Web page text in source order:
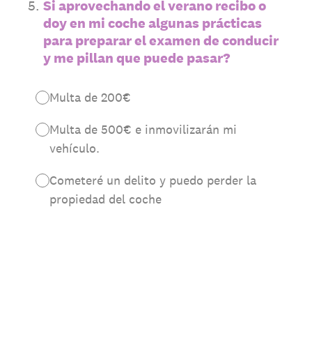
5. Si aprovechando el verano recibo o
doy en mi coche algunas prácticas
para preparar el examen de conducir
y me pillan que puede pasar?
Multa de 200€
Multa de 500€ e inmovilizarán mi
vehículo.
Cometeré un delito y puedo perder la
propiedad del coche